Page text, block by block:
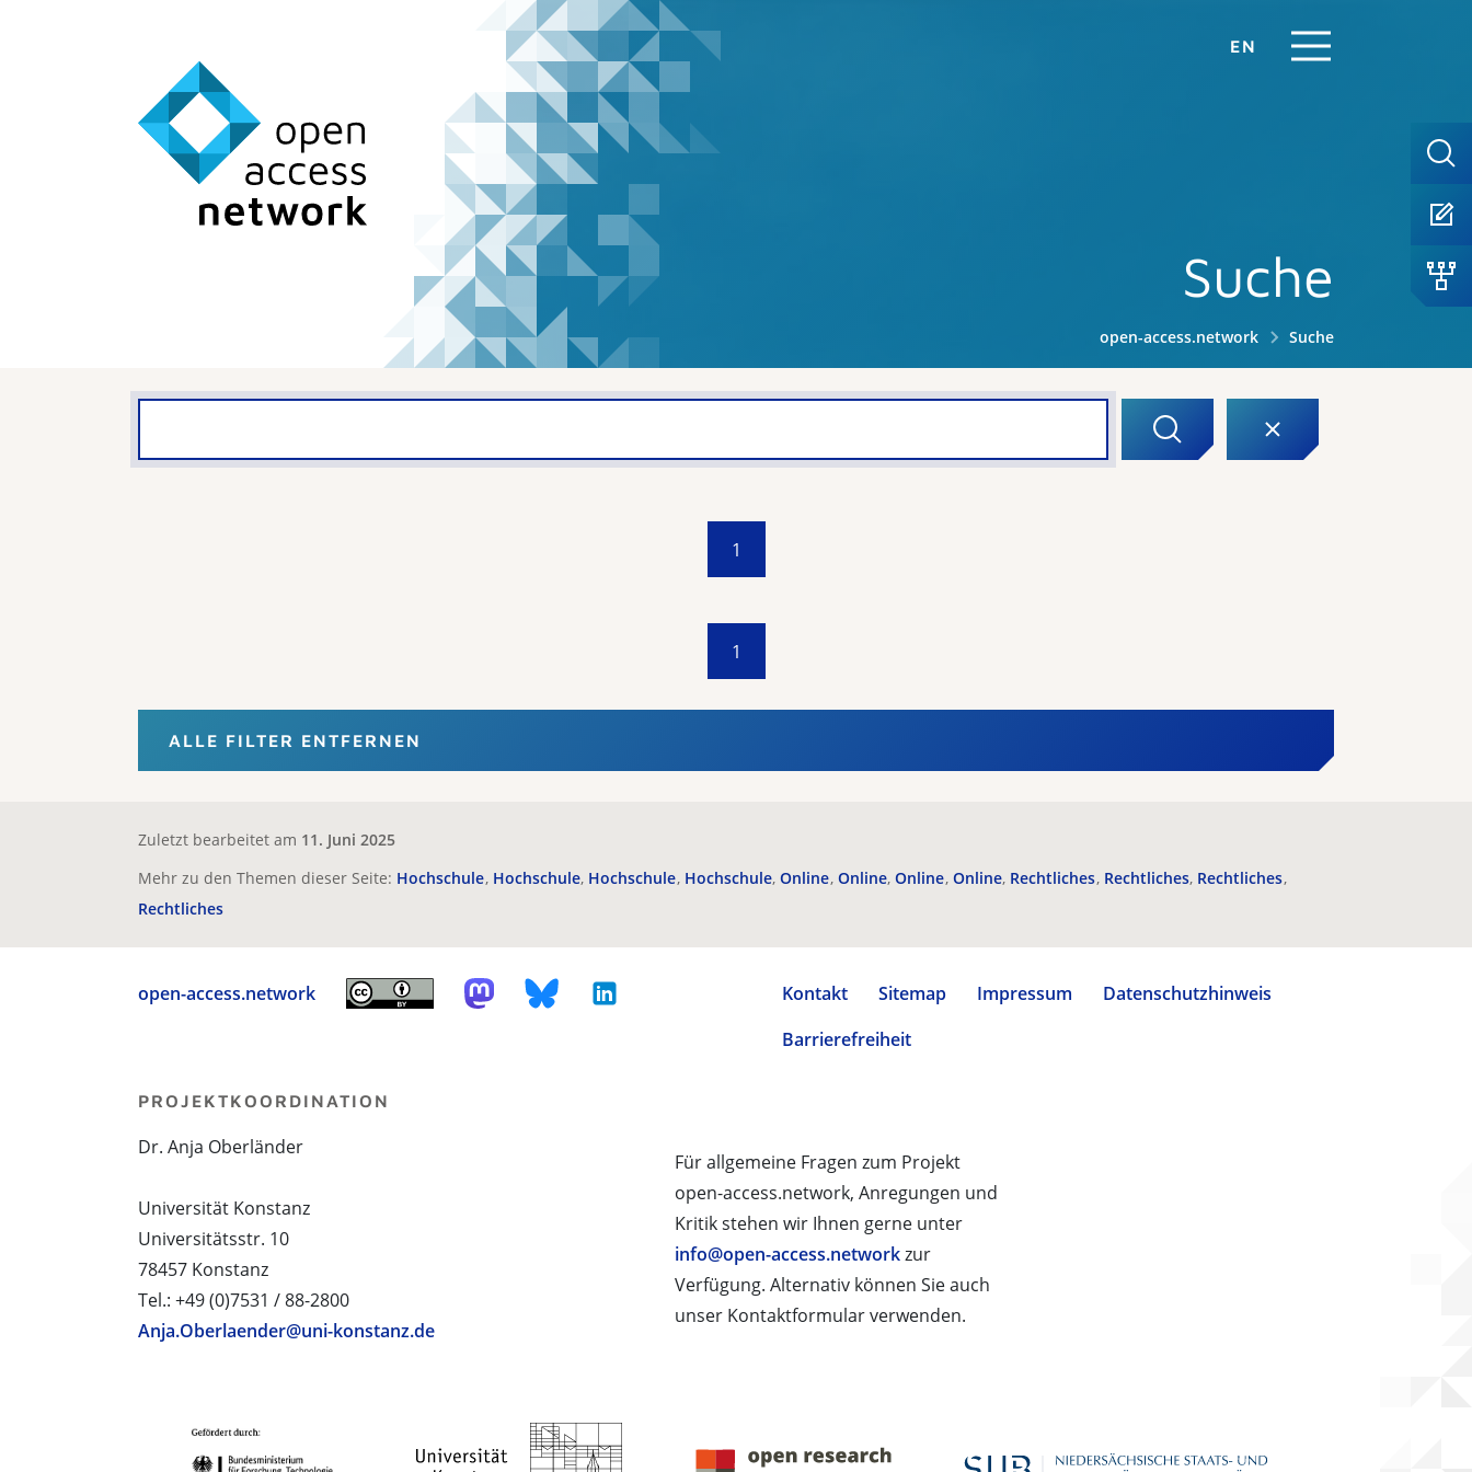
EN
Suche
open-access.network Suche
1
1
ALLE FILTER ENTFERNEN
Zuletzt bearbeitet am 11. Juni 2025
Mehr zu den Themen dieser Seite: Hochschule Hochschule Hochschule Hochschule Online Online Online Online Rechtliches Rechtliches Rechtliches
Rechtliches
open-access.network Kontakt Sitemap Impressum
Datenschutzhinweis
Barrierefreiheit
Für allgemeine Fragen zum Projekt
open-access.network, Anregungen und
Kritik stehen wir Ihnen gerne unter
info@open-access.networkzur
Verfügung. Alternativ können Sie auch
unser Kontaktformular verwenden.
PROJEKTKOORDINATION
Dr. Anja Oberländer
Universität Konstanz
Universitätsstr. 10
78457 Konstanz
Tel.: +49 (0)7531 / 88-2800
Anja.Oberlaender@uni-konstanz.de